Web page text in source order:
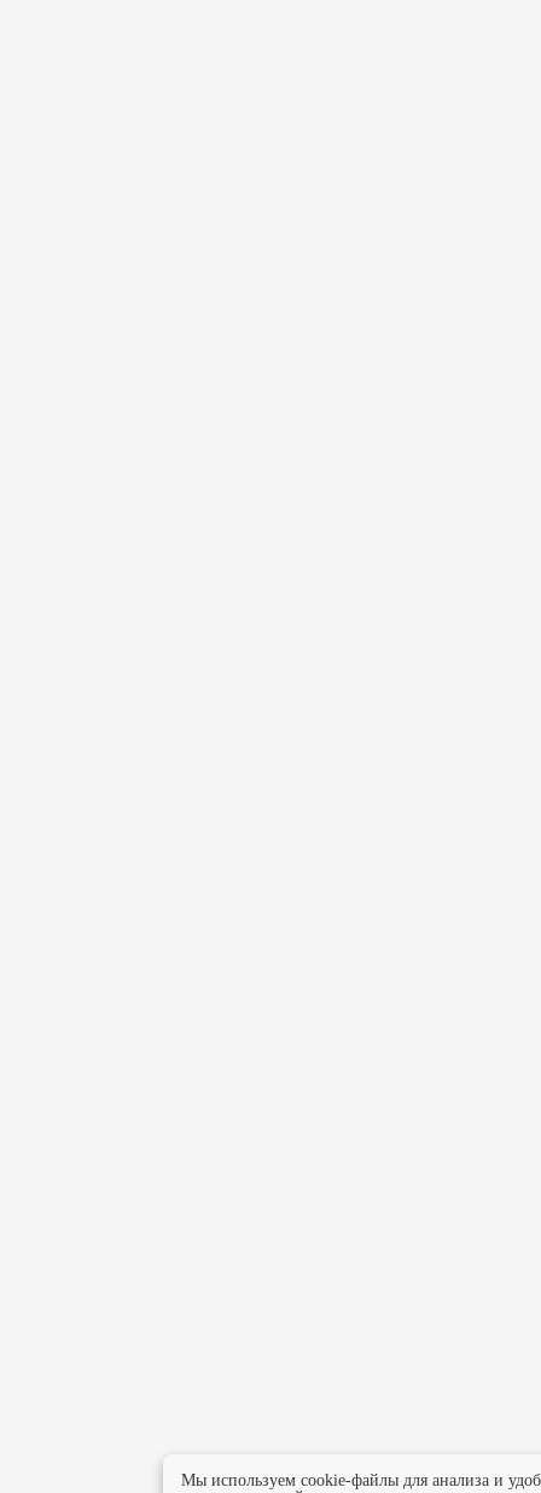
Мы используем cookie-файлы для анализа и